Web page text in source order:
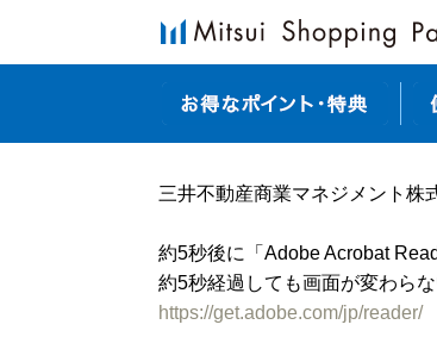
三井不動産商業マネジメント株
約5秒後に「Adobe Acrobat
約5秒経過しても画面が変わら
https://get.adobe.com/jp/reader/